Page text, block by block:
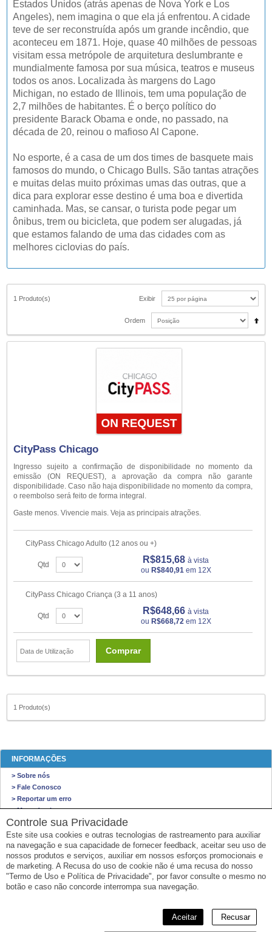
Estados Unidos (atrás apenas de Nova York e Los
Angeles), nem imagina o que ela já enfrentou. A cidade
teve de ser reconstruída após um grande incêndio, que
aconteceu em 1871. Hoje, quase 40 milhões de pessoas
visitam essa metrópole de arquitetura deslumbrante e
mundialmente famosa por sua música, teatros e museus
todos os anos. Localizada às margens do Lago
Michigan, no estado de Illinois, tem uma população de
2,7 milhões de habitantes. É o berço político do
presidente Barack Obama e onde, no passado, na
década de 20, reinou o mafioso Al Capone.
No esporte, é a casa de um dos times de basquete mais
famosos do mundo, o Chicago Bulls. São tantas atrações
e muitas delas muito próximas umas das outras, que a
dica para explorar esse destino é uma boa e divertida
caminhada. Mas, se cansar, o turista pode pegar um
ônibus, trem ou bicicleta, que podem ser alugadas, já
que estamos falando de uma das cidades com as
melhores ciclovias do país.
1 Produto(s) Exibir
Ordem
CityPass Chicago
Ingresso sujeito a confirmação de disponibilidade no momento da
emissão (ON REQUEST), a aprovação da compra não garante
disponibilidade. Caso não haja disponibilidade no momento da compra,
o reembolso será feito de forma integral.
Gaste menos. Vivencie mais. Veja as principais atrações.
CityPass Chicago Adulto (12 anos ou +)
Qtd R$815,68à vista
ou R$840,91em 12X
CityPass Chicago Criança (3 a 11 anos)
Qtd R$648,66à vista
ou R$668,72em 12X
Comprar
1 Produto(s)
INFORMAÇÕES
> Sobre nós
> Fale Conosco
> Reportar um erro
> Mapa do site
É ISSO VIAGENS
É ISSO Viagens
Av Nossa Senhora de Copacabana, Copacabana - Rio de Janeiro/Rio de Janeiro
Email: faleconosco@eissoviagens.com
© 2026 RCA Operadora Turística Ltda.
Controle sua Privacidade
Este site usa cookies e outras tecnologias de rastreamento para auxiliar
na navegação e sua capacidade de fornecer feedback, aceitar seu uso de
nossos produtos e serviços, auxiliar em nossos esforços promocionais e
de marketing. A Recusa do uso de cookie não é uma recusa do nosso
"Termo de Uso e Política de Privacidade", por favor consulte o mesmo no
botão e caso não concorde interrompa sua navegação.
Aceitar Recusar